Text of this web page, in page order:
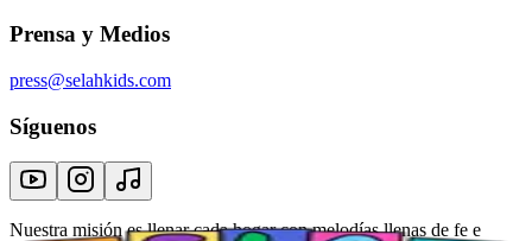
Prensa y Medios
press@selahkids.com
Síguenos
Nuestra misión es llenar cada hogar con melodías llenas de fe e